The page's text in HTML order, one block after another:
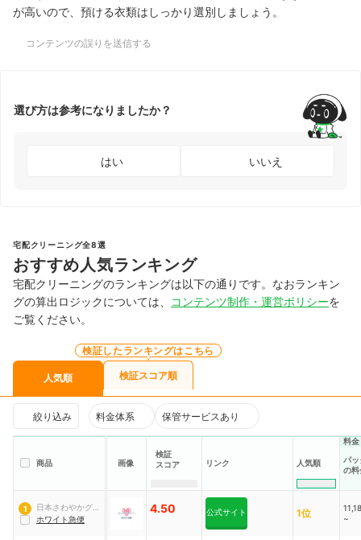
が高いので、預ける衣類はしっかり選別しましょう。
コンテンツの誤りを送信する
選び方は参考になりましたか？
はい いいえ
宅配クリーニング全8選
おすすめ人気ランキング
宅配クリーニングのランキングは以下の通りです。なおランキン
グの算出ロジックについては、
コンテンツ制作・運営ポリシーを
ご覧ください。
人気順
検証したランキングはこちら
検証スコア順
絞り込み 料金体系 保管サービスあり
商品 画像
検証
スコア
リンク 人気順
料金
パッ
の料
1
日本さわやかグル
ープ
ホワイト急便
4.50 公式サイト 1位
~